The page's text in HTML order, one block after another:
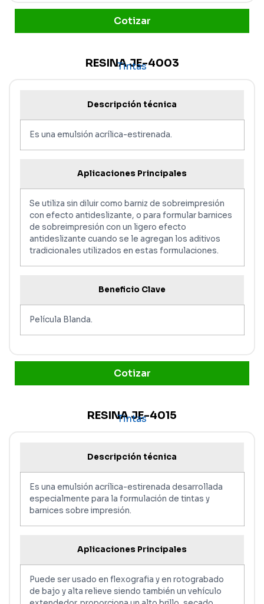
Cotizar
RESINA JE-4003
Tintas
Descripción técnica
Es una emulsión acrílica-estirenada.
Aplicaciones Principales
Se utiliza sin diluir como barniz de sobreimpresión
con efecto antideslizante, o para formular barnices
de sobreimpresión con un ligero efecto
antideslizante cuando se le agregan los aditivos
tradicionales utilizados en estas formulaciones.
Beneficio Clave
Película Blanda.
Cotizar
RESINA JE-4015
Tintas
Descripción técnica
Es una emulsión acrílica-estirenada desarrollada
especialmente para la formulación de tintas y
barnices sobre impresión.
Aplicaciones Principales
Puede ser usado en flexografia y en rotograbado
de bajo y alta relieve siendo también un vehículo